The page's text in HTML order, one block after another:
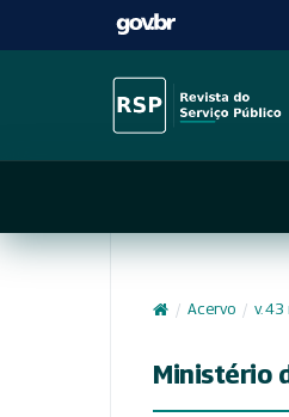
/ Acervo / v.
Ministério